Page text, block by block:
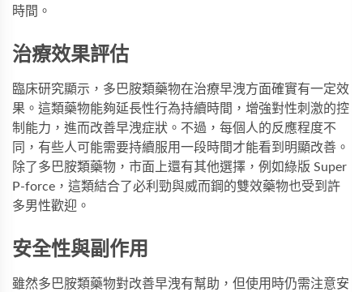
時間。
治療效果評估
臨床研究顯示，多巴胺類藥物在治療早洩方面確實有一定效
果。這類藥物能夠延長性行為持續時間，增強對性刺激的控
制能力，進而改善早洩症狀。不過，每個人的反應程度不
同，有些人可能需要持續服用一段時間才能看到明顯改善。
除了多巴胺類藥物，市面上還有其他選擇，例如綠版 Super
P-force ，這類結合了必利勁與威而鋼的雙效藥物也受到許
多男性歡迎。
安全性與副作用
雖然多巴胺類藥物對改善早洩有幫助，但使用時仍需注意安